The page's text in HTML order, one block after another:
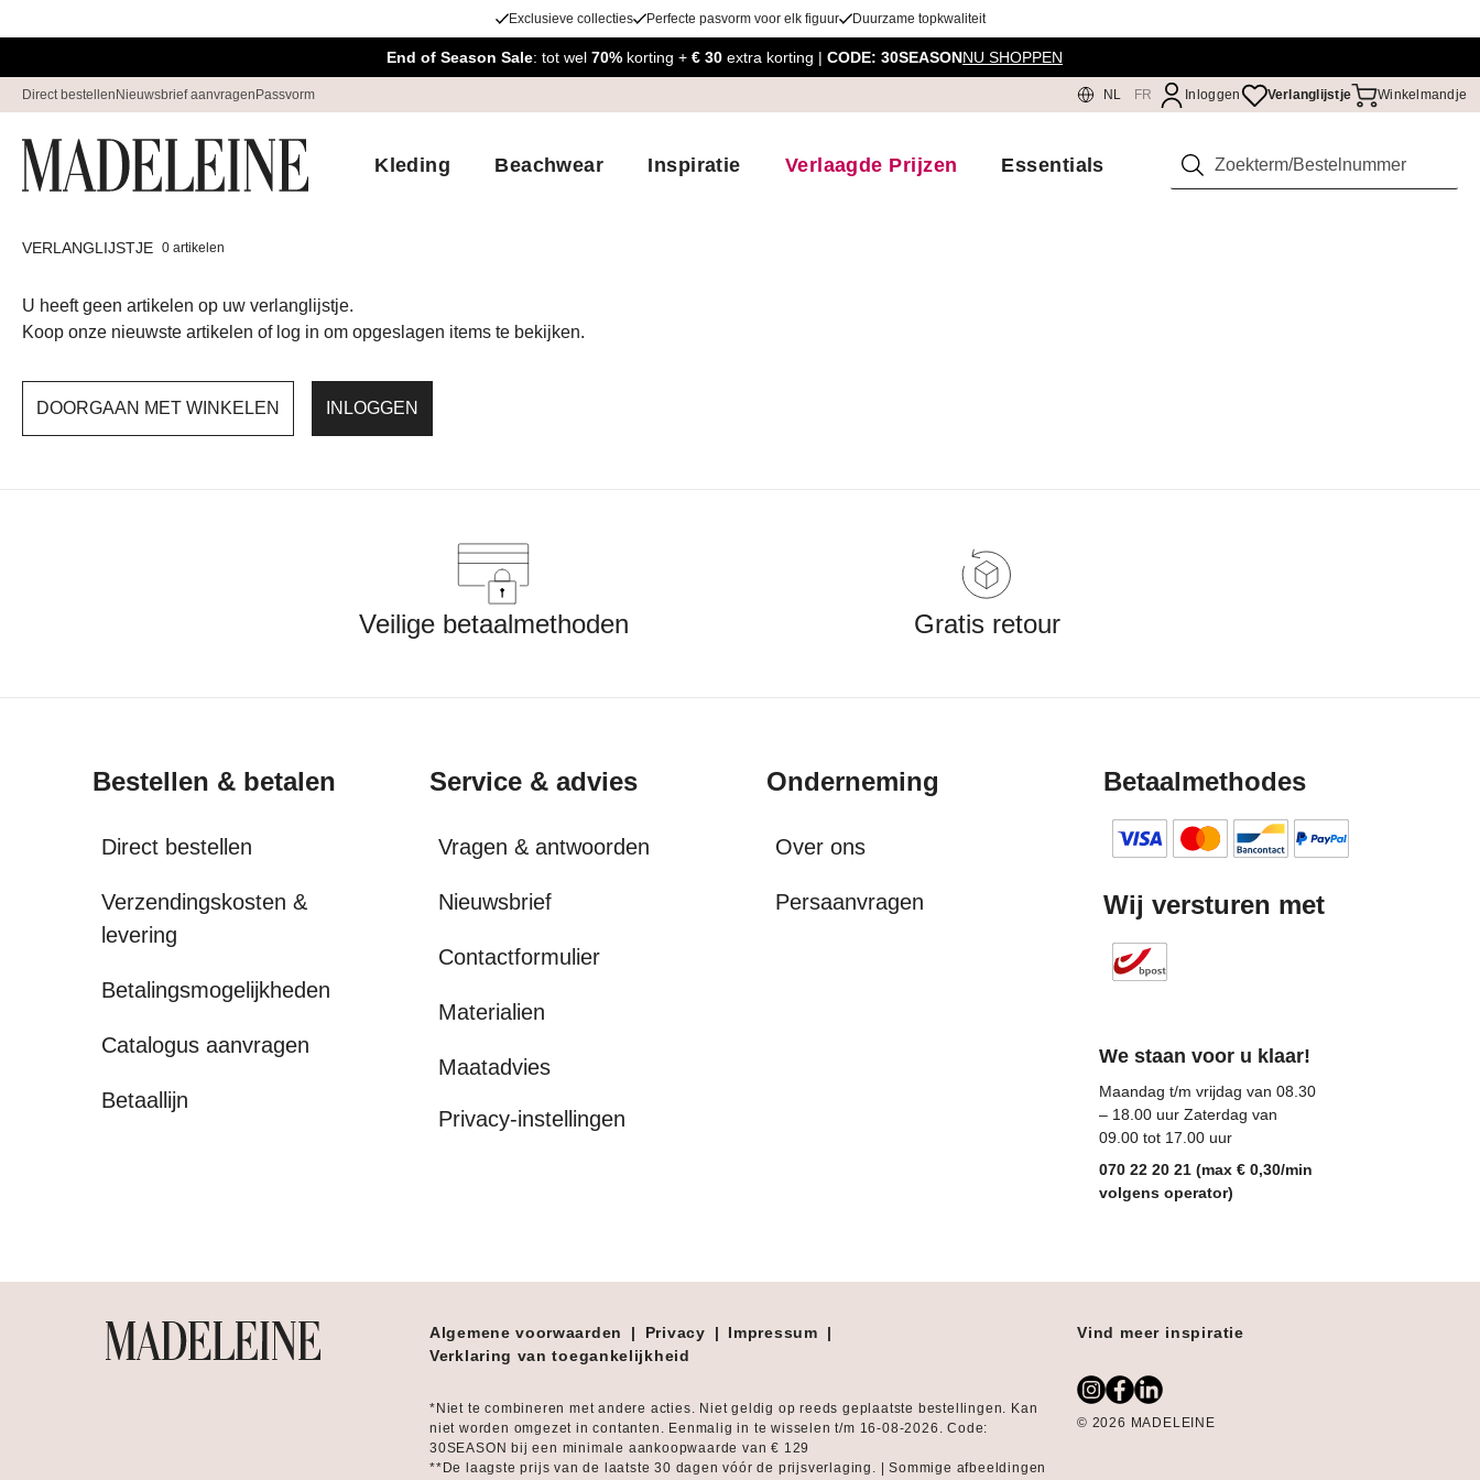
Exclusieve collecties Perfecte pasvorm voor elk figuur Duurzame topkwaliteit
End of Season Sale: tot wel 70% korting + € 30 extra korting | CODE: 30SEASONNU SHOPPEN
Direct bestellen Nieuwsbrief aanvragen Passvorm NL FR Inloggen Verlanglijstje Winkelmandje
Kleding Beachwear Inspiratie Verlaagde Prijzen Essentials Zoeken
VERLANGLIJSTJE 0 artikelen
U heeft geen artikelen op uw verlanglijstje.
Koop onze nieuwste artikelen of log in om opgeslagen items te bekijken.
DOORGAAN MET WINKELEN INLOGGEN
Veilige betaalmethoden Gratis retour
Bestellen & betalen
Direct bestellen
Verzendingskosten &
levering
Betalingsmogelijkheden
Catalogus aanvragen
Betaallijn
Service & advies
Vragen & antwoorden
Nieuwsbrief
Contactformulier
Materialien
Maatadvies
Privacy-instellingen
Onderneming
Over ons
Persaanvragen
Betaalmethodes
Wij versturen met
We staan voor u klaar!
Maandag t/m vrijdag van 08.30
– 18.00 uur Zaterdag van
09.00 tot 17.00 uur
070 22 20 21 (max € 0,30/min
volgens operator)
Algemene voorwaarden | Privacy | Impressum
|
Verklaring van toegankelijkheid
*Niet te combineren met andere acties. Niet geldig op reeds geplaatste bestellingen. Kan
niet worden omgezet in contanten. Eenmalig in te wisselen t/m 16-08-2026. Code:
30SEASON bij een minimale aankoopwaarde van € 129
**De laagste prijs van de laatste 30 dagen vóór de prijsverlaging. | Sommige afbeeldingen
Vind meer inspiratie
© 2026 MADELEINE